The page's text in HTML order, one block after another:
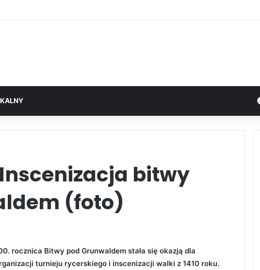
bitwy
(foto)
rocznica Bitwy pod Grunwaldem stała się okazją dla
turnieju rycerskiego i inscenizacji walki z 1410 roku.